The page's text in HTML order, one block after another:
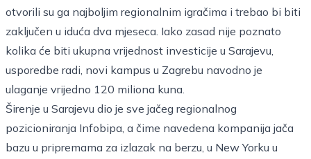
otvorili su ga najboljim regionalnim igračima i trebao bi biti
zaključen u iduća dva mjeseca. Iako zasad nije poznato
kolika će biti ukupna vrijednost investicije u Sarajevu,
usporedbe radi, novi kampus u Zagrebu navodno je
ulaganje vrijedno 120 miliona kuna.
Širenje u Sarajevu dio je sve jačeg regionalnog
pozicioniranja Infobipa, a čime navedena kompanija jača
bazu u pripremama za izlazak na berzu, u New Yorku u